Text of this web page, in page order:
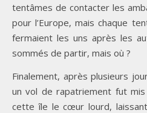
tentâmes de contacter les
pour l’Europe, mais chaque
fermaient les uns après les
sommés de partir, mais où ?
Finalement, après plusieurs
un vol de rapatriement fut
cette île le cœur lourd,